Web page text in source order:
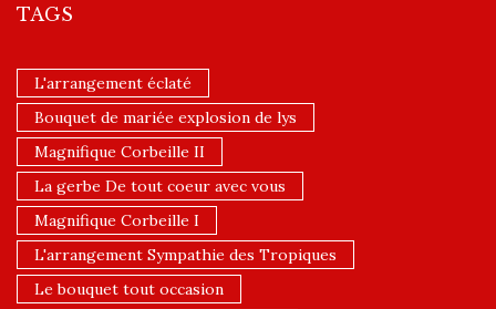
TAGS
L'arrangement éclaté
Bouquet de mariée explosion de lys
Magnifique Corbeille II
La gerbe De tout coeur avec vous
Magnifique Corbeille I
L'arrangement Sympathie des Tropiques
Le bouquet tout occasion